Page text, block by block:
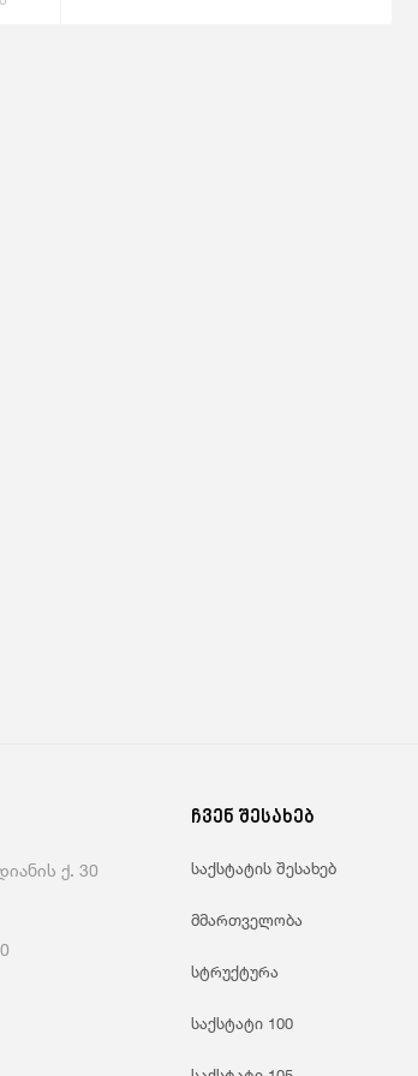
ქ. 30
ჩვენ შესახებ
საქსტატის შესახებ
მმართველობა
სტრუქტურა
საქსტატი 100